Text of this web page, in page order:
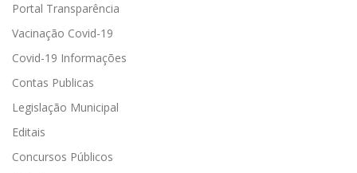
Portal Transparência
Vacinação Covid-19
Covid-19 Informações
Contas Publicas
Legislação Municipal
Editais
Concursos Públicos